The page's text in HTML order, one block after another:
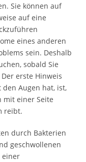
Sie können auf
auf eine
eines anderen
sein. Deshalb
sobald Sie
erste Hinweis
Augen hat, ist,
mit einer Seite
reibt.
durch Bakterien
geschwollenen
einer